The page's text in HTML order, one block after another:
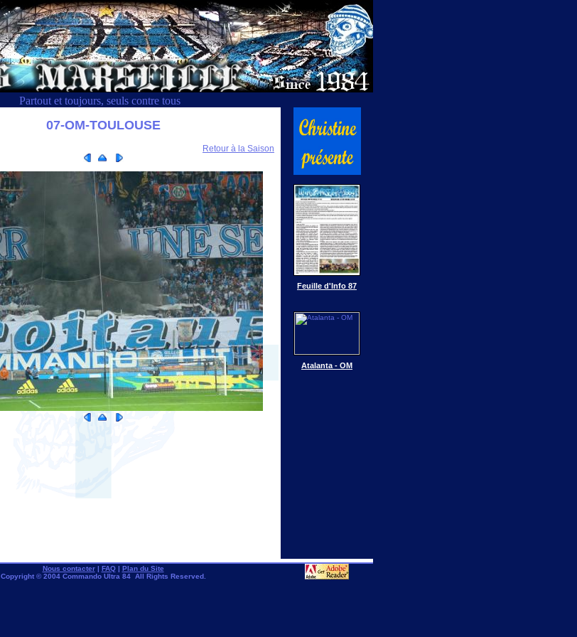
Partout et toujours, seuls contre tous
07-OM-TOULOUSE
Retour à la Saison
Feuille d'Info 87
Atalanta - OM
Nous contacter| FAQ| Plan du Site
Copyright © 2004 Commando Ultra 84 All Rights Reserved.